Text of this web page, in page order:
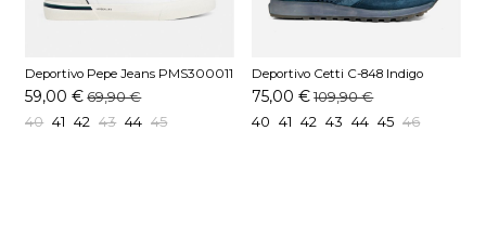
Deportivo Pepe Jeans PMS300011
Blanco Off
59,00 € 69,90 €
40 41 42 43 44 45
Deportivo Cetti C-848 Indigo
75,00 € 109,90 €
40 41 42 43 44 45 46